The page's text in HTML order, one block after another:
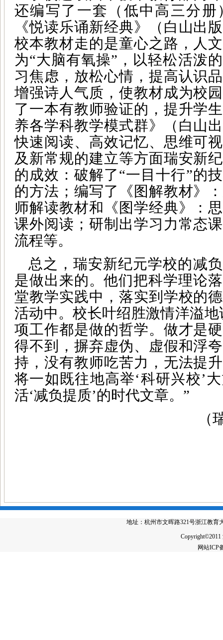
还编写了一套（低中高三分册
《悦读乐诵新经典》（白山出
校本教材走的是童心之路，人
为“大脑有氧操”，以轻松活泼
习焦虑，放松心情，提高认识
增强诗人气质，使教材成为校
了一本有教师验证的，提升学
养各学科教学模式群》（白山
快速阅读、高效记忆、思维可
及新常规的建立等方面瑞安新
的成效：破解了“一目十行”的
的方法；编写了《图解教材》
师解读教材和《图学经典》：
课外阅读；研制出学习力常态
流程等。
总之，瑞安新纪元学校的减
是做出来的。他们把科学理论
堂教学实践中，落实到学校的
活动中。校长叶绍胜激情洋溢
项工作都是做的哲学。做才是
得不到，摒弃虚伪、虚假和浮
持，没有教师吃苦力，无法提
将一如既往地高举‘科研兴校’
活‘减负提质’的时代文章。”
（
地址：杭州市文晖路321号浙江教育
Copyright©2011
网站ICP